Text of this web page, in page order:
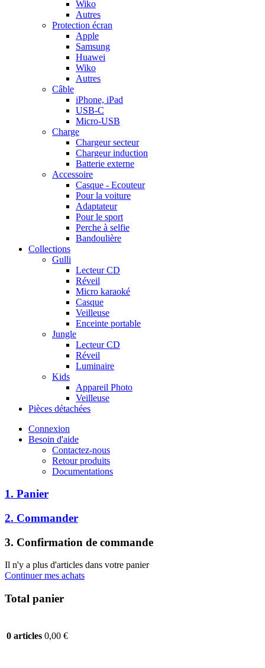
Wiko
Autres
Protection écran
Apple
Samsung
Huawei
Wiko
Autres
Câble
iPhone, iPad
USB-C
Micro-USB
Charge
Chargeur secteur
Chargeur induction
Batterie externe
Accessoire
Casque - Ecouteur
Pour la voiture
Adaptateur
Pour le sport
Perche à selfie
Bandoulière
Collections
Gulli
Lecteur CD
Réveil
Micro karaoké
Casque
Veilleuse
Enceinte portable
Jungle
Lecteur CD
Réveil
Luminaire
Kids
Appareil Photo
Veilleuse
Pièces détachées
Connexion
Besoin d'aide
Contactez-nous
Retour produits
Documentations
1. Panier
2. Commander
3. Confirmation de commande
Il n'y a plus d'articles dans votre panier
Continuer mes achats
Total panier
0 articles 0,00 €